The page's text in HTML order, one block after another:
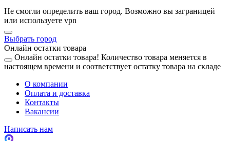
Не смогли определить ваш город. Возможно вы заграницей
или используете vpn
Выбрать город
Онлайн остатки товара
Онлайн остатки товара! Количество товара меняется в
настоящем времени и соответствует остатку товара на складе
О компании
Оплата и доставка
Контакты
Вакансии
Написать нам